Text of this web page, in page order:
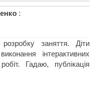
:
заняття. Діти
інтерактивних
Гадаю, публікація